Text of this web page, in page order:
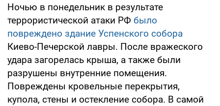
Ночью в понедельник в результате
террористической атаки РФ было
повреждено здание Успенского собора
Киево-Печерской лавры. После вражеского
удара загорелась крыша, а также были
разрушены внутренние помещения.
Повреждены кровельные перекрытия,
купола, стены и остекление собора. В самой